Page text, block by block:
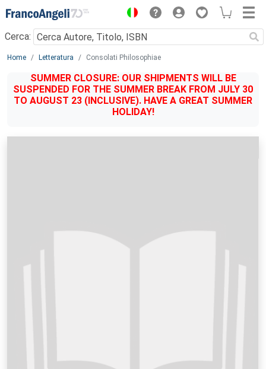
Menu
Cerca:
Main content
Home Letteratura Consolati Philosophiae
SUMMER CLOSURE: OUR SHIPMENTS WILL BE
SUSPENDED FOR THE SUMMER BREAK FROM JULY 30
TO AUGUST 23 (INCLUSIVE). HAVE A GREAT SUMMER
HOLIDAY!